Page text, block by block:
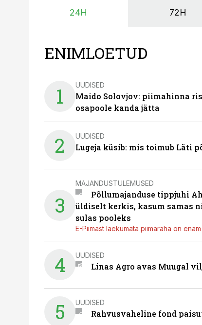
24H 72H
ENIMLOETUD
1 UUDISED
Maido Solovjov: piimahinna
osapoole kanda jätta
2 UUDISED
Lugeja küsib: mis toimub Läti
3
MAJANDUSTULEMUSED
Põllumajanduse tippjuhi
üldiselt kerkis, kasum samas
sulas pooleks
E-Piimast laekumata piimaraha on
4 UUDISED
Linas Agro avas Muugal
5 UUDISED
Rahvusvaheline fond